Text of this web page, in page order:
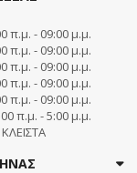
π.μ. - 09:00 μ.μ.
π.μ. - 09:00 μ.μ.
π.μ. - 09:00 μ.μ.
π.μ. - 09:00 μ.μ.
π.μ. - 09:00 μ.μ.
π.μ. - 5:00 μ.μ.
ΚΛΕΙΣΤΑ